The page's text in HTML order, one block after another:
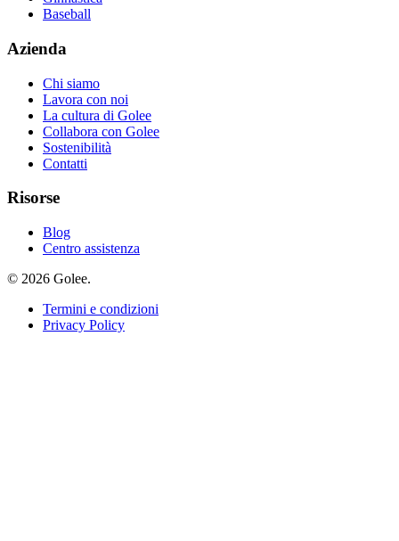
Baseball
Azienda
Chi siamo
Lavora con noi
La cultura di Golee
Collabora con Golee
Sostenibilità
Contatti
Risorse
Blog
Centro assistenza
© 2026 Golee.
Termini e condizioni
Privacy Policy